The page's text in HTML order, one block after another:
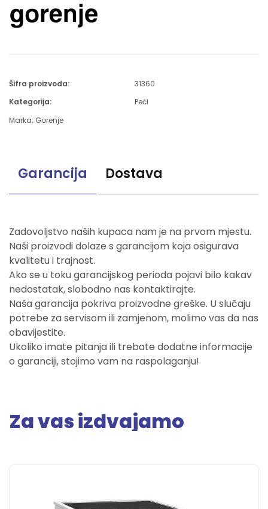
Šifra proizvoda:
31360
Kategorija:
Peći
Marka: Gorenje
Garancija Dostava
Zadovoljstvo naših kupaca nam je na prvom mjestu.
Naši proizvodi dolaze s garancijom koja osigurava
kvalitetu i trajnost.
Ako se u toku garancijskog perioda pojavi bilo kakav
nedostatak, slobodno nas kontaktirajte.
Naša garancija pokriva proizvodne greške. U slučaju
potrebe za servisom ili zamjenom, molimo vas da nas
obavijestite.
Ukoliko imate pitanja ili trebate dodatne informacije
o garanciji, stojimo vam na raspolaganju!
Za vas izdvajamo